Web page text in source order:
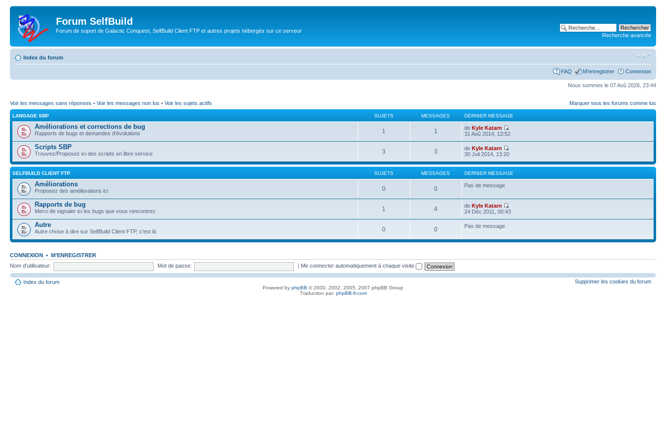
Forum SelfBuild
Forum de suport de Galactic Conquest, SelfBuild Client FTP et autres projets hébergés sur ce serveur
Recherche avancée
Index du forum
FAQ M’enregistrer Connexion
Nous sommes le 07 Aoû 2026, 23:44
Voir les messages sans réponses • Voir les messages non lus • Voir les sujets actifs Marquer tous les forums comme lus
LANGAGE SBP SUJETS MESSAGES DERNIER MESSAGE
Améliorations et corrections de bug
Rapports de bugs et demandes d'évolutions 1 1 deKyle Katarn
31 Aoû 2014, 13:52
Scripts SBP
Trouvez/Proposez ici des scripts en libre service 3 3 deKyle Katarn
30 Juil 2014, 13:20
SELFBUILD CLIENT FTP SUJETS MESSAGES DERNIER MESSAGE
Améliorations
Proposez des améliorations ici 0 0 Pas de message
Rapports de bug
Merci de signaler ici les bugs que vous rencontrez 1 4 deKyle Katarn
24 Déc 2011, 00:43
Autre
Autre chose à dire sur SelfBuild Client FTP, c'est là 0 0 Pas de message
CONNEXION • M’ENREGISTRER
Nom d’utilisateur:
Mot de passe: Me connecter automatiquement à chaque visite
Index du forum Supprimer les cookies du forum
Powered by phpBB © 2000, 2002, 2005, 2007 phpBB Group
Traduction par: phpBB-fr.com